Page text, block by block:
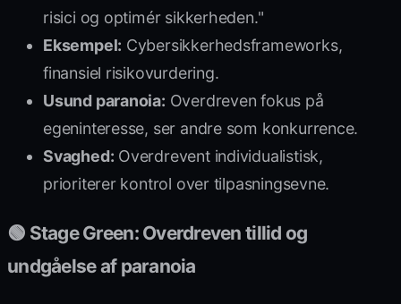
risici og optimér sikkerheden."
Eksempel: Cybersikkerhedsframeworks,
finansiel risikovurdering.
Usund paranoia: Overdreven fokus på
egeninteresse, ser andre som konkurrence.
Svaghed: Overdrevent individualistisk,
prioriterer kontrol over tilpasningsevne.
🟢 Stage Green: Overdreven tillid og
undgåelse af paranoia